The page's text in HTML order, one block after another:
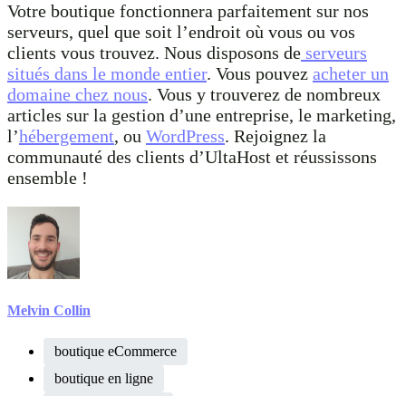
Votre boutique fonctionnera parfaitement sur nos
serveurs, quel que soit l’endroit où vous ou vos
clients vous trouvez. Nous disposons de serveurs
situés dans le monde entier. Vous pouvez acheter un
domaine chez nous. Vous y trouverez de nombreux
articles sur la gestion d’une entreprise, le marketing,
l’hébergement, ou WordPress. Rejoignez la
communauté des clients d’UltaHost et réussissons
ensemble !
Melvin Collin
boutique eCommerce
boutique en ligne